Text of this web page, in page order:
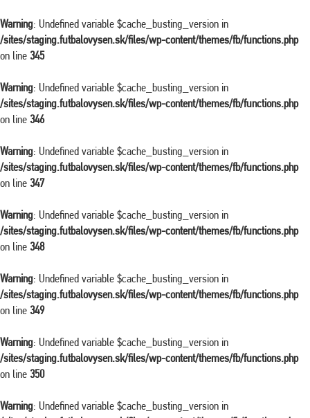
Warning: Undefined variable $cache_busting_version in
/sites/staging.futbalovysen.sk/files/wp-content/themes/fb/functions.php
on line 345
Warning: Undefined variable $cache_busting_version in
/sites/staging.futbalovysen.sk/files/wp-content/themes/fb/functions.php
on line 346
Warning: Undefined variable $cache_busting_version in
/sites/staging.futbalovysen.sk/files/wp-content/themes/fb/functions.php
on line 347
Warning: Undefined variable $cache_busting_version in
/sites/staging.futbalovysen.sk/files/wp-content/themes/fb/functions.php
on line 348
Warning: Undefined variable $cache_busting_version in
/sites/staging.futbalovysen.sk/files/wp-content/themes/fb/functions.php
on line 349
Warning: Undefined variable $cache_busting_version in
/sites/staging.futbalovysen.sk/files/wp-content/themes/fb/functions.php
on line 350
Warning: Undefined variable $cache_busting_version in